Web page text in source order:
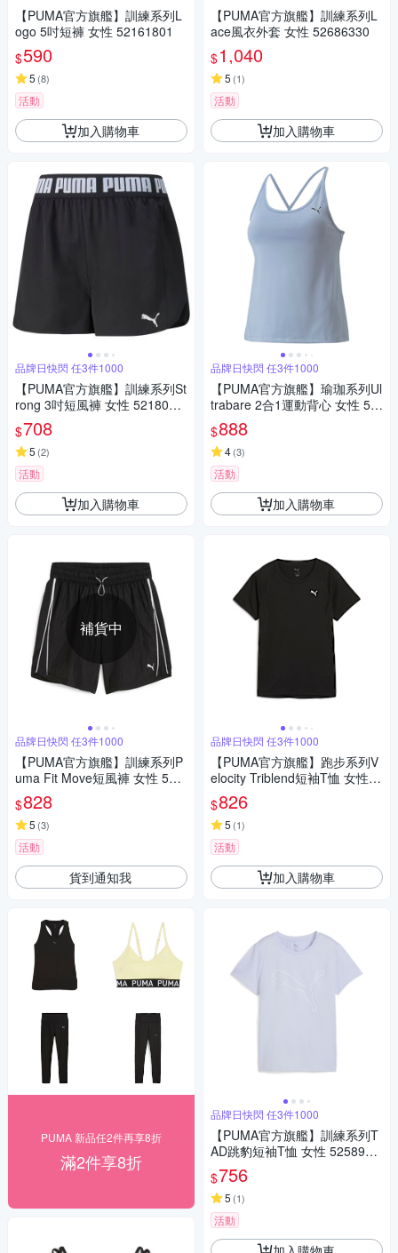
【PUMA官方旗艦】訓練系列L
ogo 5吋短褲 女性 52161801
$590
5 (8)
活動
加入購物車
品牌日快閃 任3件1000
【PUMA官方旗艦】訓練系列St
rong 3吋短風褲 女性 5218060
$708
5 (2)
活動
加入購物車
補貨中
品牌日快閃 任3件1000
【PUMA官方旗艦】訓練系列P
uma Fit Move短風褲 女性 524
81201
$828
5 (3)
活動
貨到通知我
PUMA 新品任2件再享8折
滿2件享8折
【PUMA官方旗艦】訓練系列L
ace風衣外套 女性 52686330
$1,040
5 (1)
活動
加入購物車
品牌日快閃 任3件1000
【PUMA官方旗艦】瑜珈系列Ul
trabare 2合1運動背心 女性 52
314318
$888
4(3)
活動
加入購物車
品牌日快閃 任3件1000
【PUMA官方旗艦】跑步系列V
elocity Triblend短袖T恤 女性 5
2658001
$826
5 (1)
活動
加入購物車
品牌日快閃 任3件1000
【PUMA官方旗艦】訓練系列T
AD跳豹短袖T恤 女性 5258924
$756
5 (1)
活動